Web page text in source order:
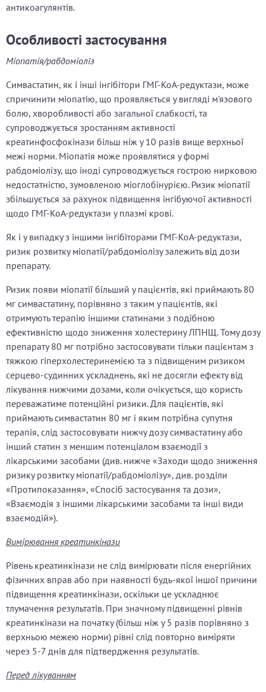
антикоагулянтів.
Особливості застосування
Міопатія/рабдоміоліз
Симвастатин, як і інші інгібітори ГМГ-КоА-редуктази, може
спричинити міопатію, що проявляється у вигляді м'язового
болю, хворобливості або загальної слабкості, та
супроводжується зростанням активності
креатинфосфокінази більш ніж у 10 разів вище верхньої
межі норми. Міопатія може проявлятися у формі
рабдоміолізу, що іноді супроводжується гострою нирковою
недостатністю, зумовленою міоглобінурією. Ризик міопатії
збільшується за рахунок підвищення інгібуючої активності
щодо ГМГ-КоА-редуктази у плазмі крові.
Як і у випадку з іншими інгібіторами ГМГ-КоА-редуктази,
ризик розвитку міопатії/рабдоміолізу залежить від дози
препарату.
Ризик появи міопатії більший у пацієнтів, які приймають 80
мг симвастатину, порівняно з таким у пацієнтів, які
отримують терапію іншими статинами з подібною
ефективністю щодо зниження холестерину ЛПНЩ. Тому дозу
препарату 80 мг потрібно застосовувати тільки пацієнтам з
тяжкою гіперхолестеринемією та з підвищеним ризиком
серцево-судинних ускладнень, які не досягли ефекту від
лікування нижчими дозами, коли очікується, що користь
переважатиме потенційні ризики. Для пацієнтів, які
приймають симвастатин 80 мг і яким потрібна супутня
терапія, слід застосовувати нижчу дозу симвастатину або
інший статин з меншим потенціалом взаємодії з
лікарськими засобами (див. нижче «Заходи щодо зниження
ризику розвитку міопатії/рабдоміолізу», див. розділи
«Протипоказання», «Спосіб застосування та дози»,
«Взаємодія з іншими лікарськими засобами та інші види
взаємодій»).
Вимірювання креатинкінази
Рівень креатинкінази не слід вимірювати після енергійних
фізичних вправ або при наявності будь-якої іншої причини
підвищення креатинкінази, оскільки це ускладнює
тлумачення результатів. При значному підвищенні рівнів
креатинкінази на початку (більш ніж у 5 разів порівняно з
верхньою межею норми) рівні слід повторно виміряти
через 5-7 днів для підтвердження результатів.
Перед лікуванням